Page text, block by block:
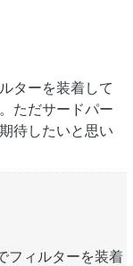
ターを装着して
ただサードパー
待したいと思い
フィルターを装着